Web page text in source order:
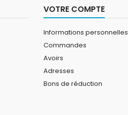
VOTRE COMPTE
Informations personnelles
Commandes
Avoirs
Adresses
Bons de réduction